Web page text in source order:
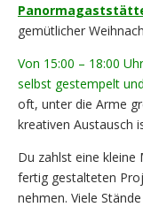
gemütlicher
Von 15:00 – 18:00
selbst gestempelt
oft, unter die Arme
kreativen Austausch
Du zahlst eine kleine
fertig gestalteten
nehmen. Viele